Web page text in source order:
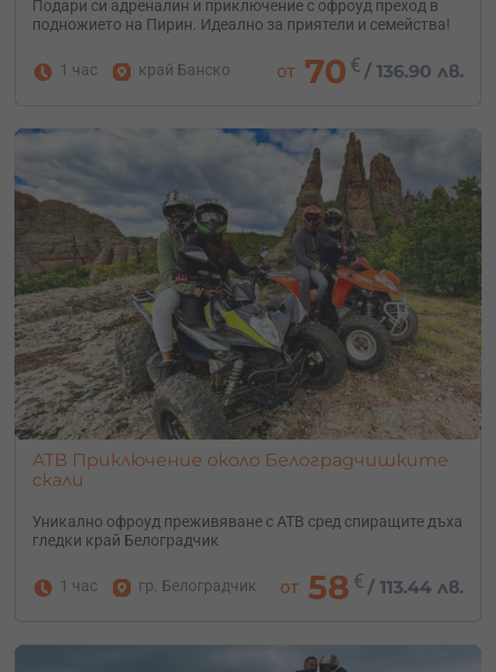
Подари си адреналин и приключение с офроуд преход в
подножието на Пирин. Идеално за приятели и семейства!
1 час край Банско от 70 € /136.90 лв.
АТВ Приключение около Белоградчишките
скали
Уникално офроуд преживяване с АТВ сред спиращите дъха
гледки край Белоградчик
1 час гр. Белоградчик от 58 € / 113.44 лв.